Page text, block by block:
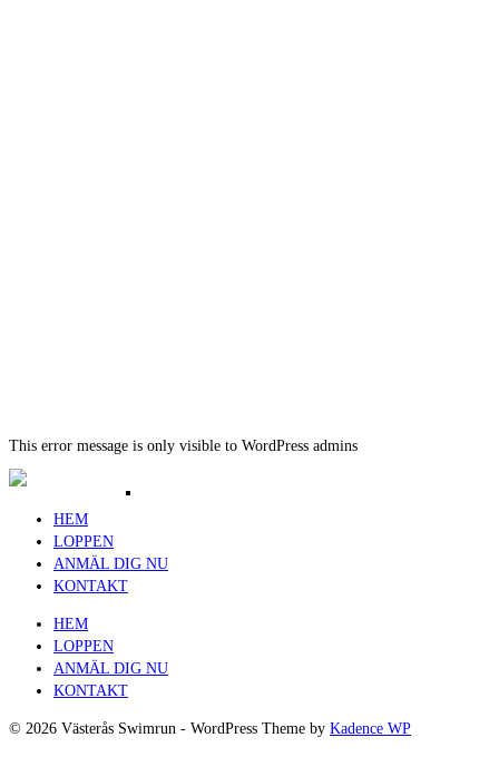
This error message is only visible to WordPress admins
HEM
LOPPEN
ANMÄL DIG NU
KONTAKT
HEM
LOPPEN
ANMÄL DIG NU
KONTAKT
© 2026 Västerås Swimrun - WordPress Theme by Kadence WP